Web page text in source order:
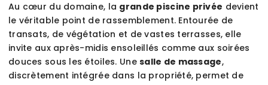
Au cœur du domaine, la grande piscine privée devient
le véritable point de rassemblement. Entourée de
transats, de végétation et de vastes terrasses, elle
invite aux après-midis ensoleillés comme aux soirées
douces sous les étoiles. Unesalle de massage,
discrètement intégrée dans la propriété, permet de